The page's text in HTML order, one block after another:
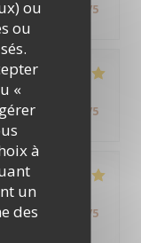
ou
ou
«
à
un
des
Qualité / Prix /5
Qualité / Prix /5
Qualité / Prix /5